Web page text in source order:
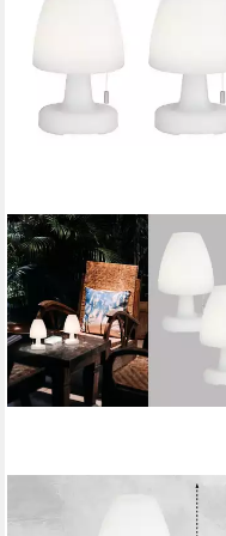
LED Außen-Tischleuchte,